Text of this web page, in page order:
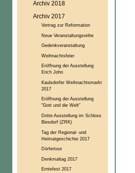
Archiv 2018
Archiv 2017
Vortrag zur Reformation
Neue Veranstaltungsreihe
Gedenkveranstaltung
Weihnachtsfeier
Eröffnung der Ausstellung
Erich John
Kaulsdorfer Weihnachtsmarkt
2017
Eröffnung der Ausstellung
"Gott und die Welt"
Dritte Ausstellung im Schloss
Biesdorf (ZRK)
Tag der Regional- und
Heimatgeschichte 2017
Dörfertour
Denkmaltag 2017
Erntefest 2017